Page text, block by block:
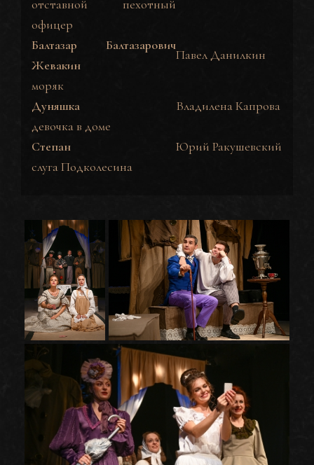
отставной пехотный
офицер
Балтазар Балтазарович
Жевакин
моряк
Павел Данилкин
Дуняшка
девочка в доме
Владилена Капрова
Степан
слуга Подколесина
Юрий Ракушевский